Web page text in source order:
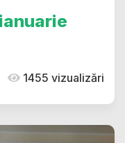
1455 vizualizări